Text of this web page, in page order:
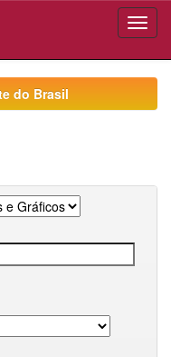
do Brasil